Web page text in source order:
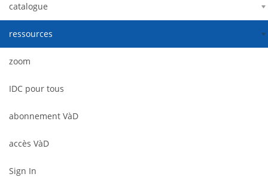
catalogue
ressources
zoom
IDC pour tous
abonnement VàD
accès VàD
Sign In